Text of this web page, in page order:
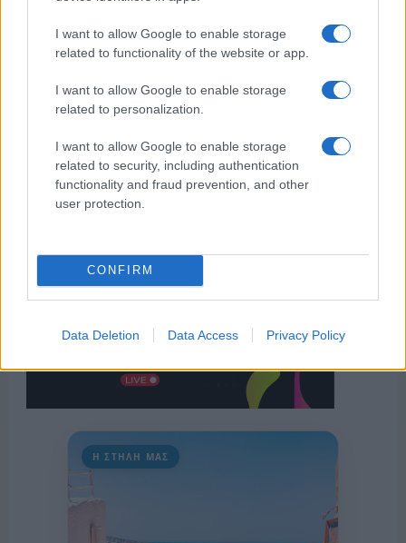
I want to allow Google to enable storage
related to functionality of the website or app.
I want to allow Google to enable storage
related to personalization.
I want to allow Google to enable storage
related to security, including authentication
functionality and fraud prevention, and other
user protection.
CONFIRM
Data Deletion Data Access Privacy Policy
Η ΣΤΗΛΗ ΜΑΣ